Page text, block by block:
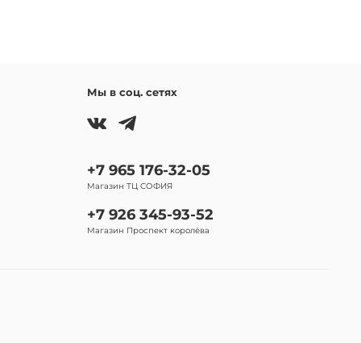
Мы в соц. сетях
+7 965 176-32-05
Магазин ТЦ СОФИЯ
+7 926 345-93-52
Магазин Проспект королёва